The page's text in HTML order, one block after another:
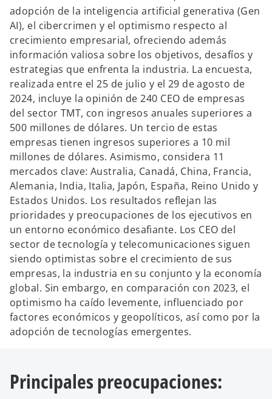
adopción de la inteligencia artificial generativa (Gen
AI), el cibercrimen y el optimismo respecto al
crecimiento empresarial, ofreciendo además
información valiosa sobre los objetivos, desafíos y
estrategias que enfrenta la industria. La encuesta,
realizada entre el 25 de julio y el 29 de agosto de
2024, incluye la opinión de 240 CEO de empresas
del sector TMT, con ingresos anuales superiores a
500 millones de dólares. Un tercio de estas
empresas tienen ingresos superiores a 10 mil
millones de dólares. Asimismo, considera 11
mercados clave: Australia, Canadá, China, Francia,
Alemania, India, Italia, Japón, España, Reino Unido y
Estados Unidos. Los resultados reflejan las
prioridades y preocupaciones de los ejecutivos en
un entorno económico desafiante. Los CEO del
sector de tecnología y telecomunicaciones siguen
siendo optimistas sobre el crecimiento de sus
empresas, la industria en su conjunto y la economía
global. Sin embargo, en comparación con 2023, el
optimismo ha caído levemente, influenciado por
factores económicos y geopolíticos, así como por la
adopción de tecnologías emergentes.
Principales preocupaciones: